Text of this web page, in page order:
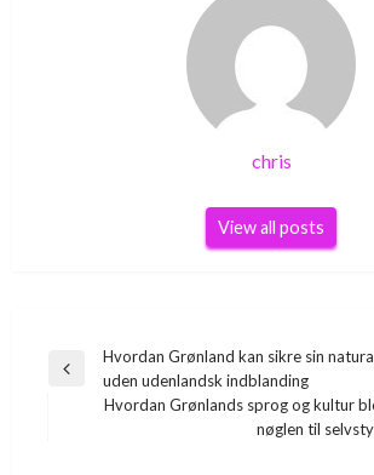
chris
View all posts
Indlægsnavigation
Previous
Hvordan Grønland kan sikre sin
uden udenlandsk indblanding
Hvordan Grønlands sprog og kultur
nøglen til